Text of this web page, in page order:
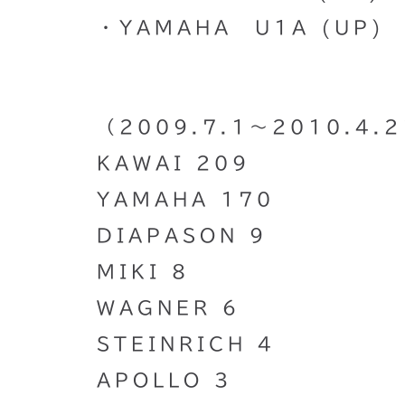
・YAMAHA U1A (UP)
（2009.7.1〜
KAWAI 209
YAMAHA 170
DIAPASON 9
MIKI 8
WAGNER 6
STEINRICH 4
APOLLO 3